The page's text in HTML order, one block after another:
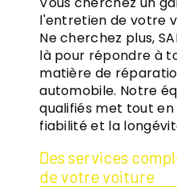
l'entretien de votre
Ne cherchez plus,
là pour répondre à
matière de
automobile. Notre
qualifiés met tout
fiabilité et la
Des services
de votre voiture